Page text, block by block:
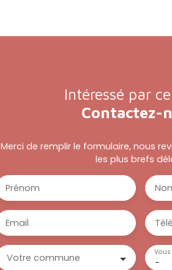
Intéressé par
Contactez-
Merci de remplir le formulaire, nous
les plus brefs
Prénom
Email
Votre commune -
Vous